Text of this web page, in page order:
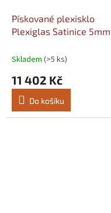
Pískované plexisklo
Plexiglas Satinice 5mm
Šířka: 2030, Délka: 3050
Skladem (>5 ks)
11 402 Kč
Do košíku